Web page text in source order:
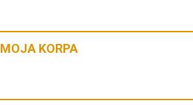
MOJA KORPA